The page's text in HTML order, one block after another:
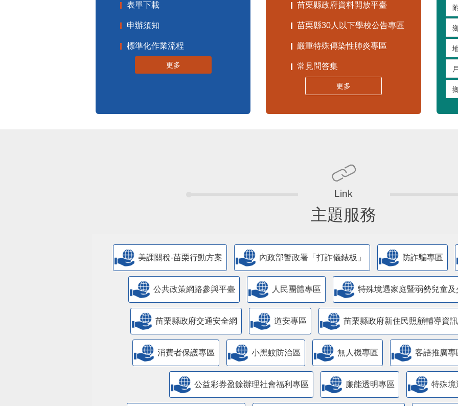
表單下載
申辦須知
標準化作業流程
更多
苗栗縣政府資料開放平臺
苗栗縣30人以下學校公告專區
嚴重特殊傳染性肺炎專區
常見問答集
更多
主題服務
美課關稅-苗栗行動方案 內政部警政署「打詐儀錶板」 防詐騙專區
公共政策網路參與平臺 人民團體專區 特殊境遇家庭暨弱勢兒童
苗栗縣政府交通安全網 道安專區 苗栗縣政府新住民照顧輔導資
消費者保護專區 小黑蚊防治區 無人機專區 客語推廣專
公益彩券盈餘辦理社會福利專區 廉能透明專區 特殊境